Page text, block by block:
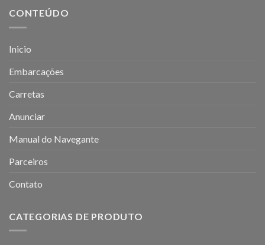
CONTEÚDO
Inicio
Embarcações
Carretas
Anunciar
Manual do Navegante
Parceiros
Contato
CATEGORIAS DE PRODUTO